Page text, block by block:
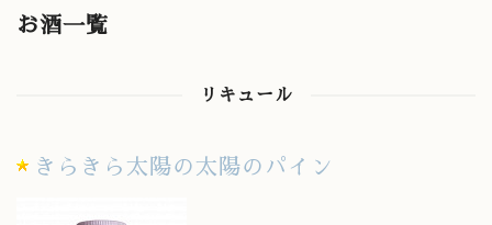
お酒一覧
リキュール
きらきら太陽の太陽のパイン